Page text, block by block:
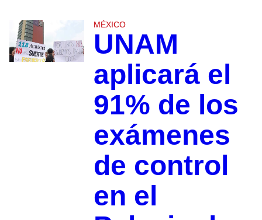
MÉXICO
UNAM
aplicará el
91% de los
exámenes
de control
en el